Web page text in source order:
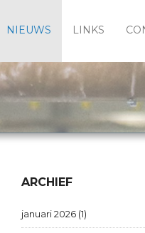
NIEUWS LINKS
ARCHIEF
januari 2026 (1)